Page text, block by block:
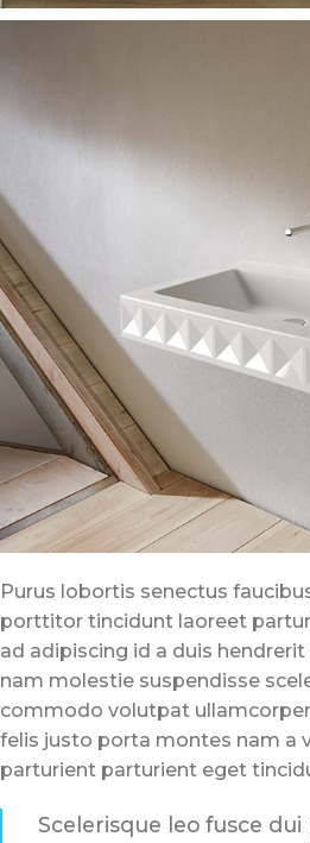
Purus lobortis senectus
porttitor tincidunt laoreet
ad adipiscing id a duis
nam molestie suspendisse
commodo volutpat
felis justo porta montes nam a
parturient parturient eget
Scelerisque leo fusce